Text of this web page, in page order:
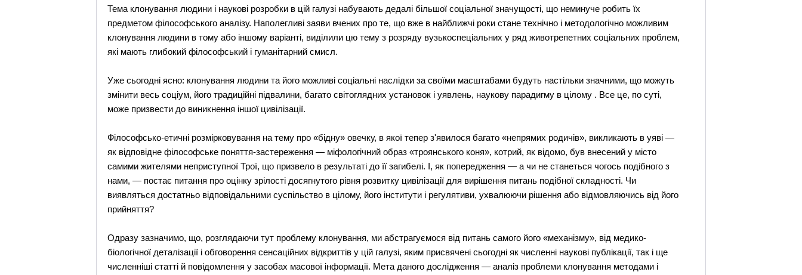
Тема клонування людини і наукові розробки в цій галузі набувають дедалі більшої соціальної значущості, що неминуче робить їх
предметом філософського аналізу. Наполегливі заяви вчених про те, що вже в найближчі роки стане технічно і методологічно можливим
клонування людини в тому або іншому варіанті, виділили цю тему з розряду вузькоспеціальних у ряд животрепетних соціальних проблем,
які мають глибокий філософський і гуманітарний смисл.
Уже сьогодні ясно: клонування людини та його можливі соціальні наслідки за своїми масштабами будуть настільки значними, що можуть
змінити весь соціум, його традиційні підвалини, багато світоглядних установок і уявлень, наукову парадигму в цілому . Все це, по суті,
може призвести до виникнення іншої цивілізації.
Філософсько-етичні розмірковування на тему про «бідну» овечку, в якої тепер з'явилося багато «непрямих родичів», викликають в уяві —
як відповідне філософське поняття-застереження — міфологічний образ «троянського коня», котрий, як відомо, був внесений у місто
самими жителями неприступної Трої, що призвело в результаті до її загибелі. І, як попередження — а чи не станеться чогось подібного з
нами, — постає питання про оцінку зрілості досягнутого рівня розвитку цивілізації для вирішення питань подібної складності. Чи
виявляться достатньо відповідальними суспільство в цілому, його інститути і регулятиви, ухвалюючи рішення або відмовляючись від його
прийняття?
Одразу зазначимо, що, розглядаючи тут проблему клонування, ми абстрагуємося від питань самого його «механізму», від медико-
біологічної деталізації і обговорення сенсаційних відкриттів у цій галузі, яким присвячені сьогодні як численні наукові публікації, так і ще
численніші статті й повідомлення у засобах масової інформації. Мета даного дослідження — аналіз проблеми клонування методами і